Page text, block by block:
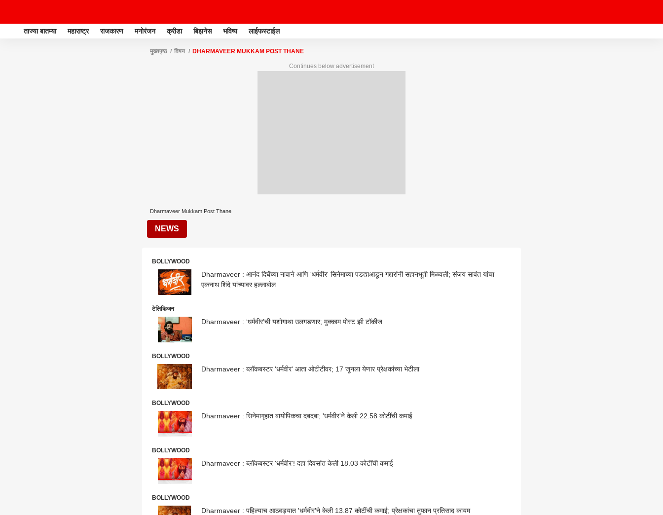
ताज्या बातम्या महाराष्ट्र राजकारण मनोरंजन क्रीडा बिझनेस भविष्य लाईफस्टाईल
मुख्यपृष्ठ विषय DHARMAVEER MUKKAM POST THANE
Continues below advertisement
Dharmaveer Mukkam Post Thane
NEWS
BOLLYWOOD
Dharmaveer : आनंद दिघेंच्या नावाने आणि 'धर्मवीर' सिनेमाच्या पडद्याआडून गद्दारांनी सहानभूती मिळवली; संजय सावंत यांचा
एकनाथ शिंदे यांच्यावर हल्लाबोल
टेलिव्हिजन
Dharmaveer : ‘धर्मवीर’ची यशोगाथा उलगडणार; मुक्काम पोस्ट झी टॉकीज
BOLLYWOOD
Dharmaveer : ब्लॉकबस्टर 'धर्मवीर' आता ओटीटीवर; 17 जूनला येणार प्रेक्षकांच्या भेटीला
BOLLYWOOD
Dharmaveer : सिनेमागृहात बायोपिकचा दबदबा; 'धर्मवीर'ने केली 22.58 कोटींची कमाई
BOLLYWOOD
Dharmaveer : ब्लॉकबस्टर 'धर्मवीर'! दहा दिवसांत केली 18.03 कोटींची कमाई
BOLLYWOOD
Dharmaveer : पहिल्याच आठवड्यात 'धर्मवीर'ने केली 13.87 कोटींची कमाई; प्रेक्षकांचा तुफान प्रतिसाद कायम